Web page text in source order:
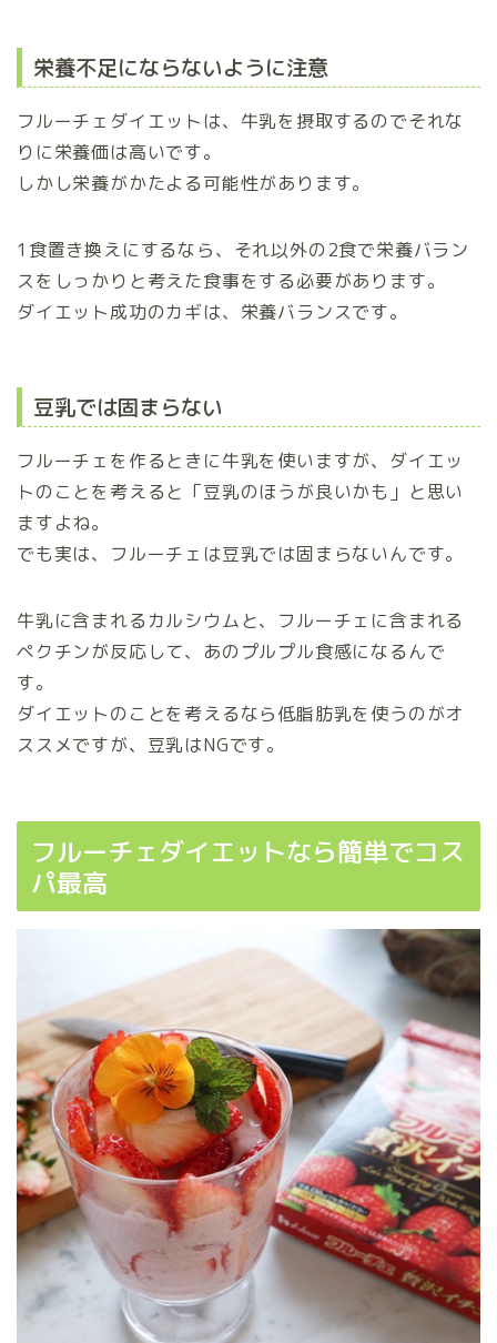
栄養不足にならないように注意
フルーチェダイエットは、牛乳を摂取するのでそれな
りに栄養価は高いです。
しかし栄養がかたよる可能性があります。
1食置き換えにするなら、それ以外の2食で栄養バラン
スをしっかりと考えた食事をする必要があります。
ダイエット成功のカギは、栄養バランスです。
豆乳では固まらない
フルーチェを作るときに牛乳を使いますが、ダイエッ
トのことを考えると「豆乳のほうが良いかも」と思い
ますよね。
でも実は、フルーチェは豆乳では固まらないんです。
牛乳に含まれるカルシウムと、フルーチェに含まれる
ペクチンが反応して、あのプルプル食感になるんで
す。
ダイエットのことを考えるなら低脂肪乳を使うのがオ
ススメですが、豆乳はNGです。
フルーチェダイエットなら簡単でコス
パ最高